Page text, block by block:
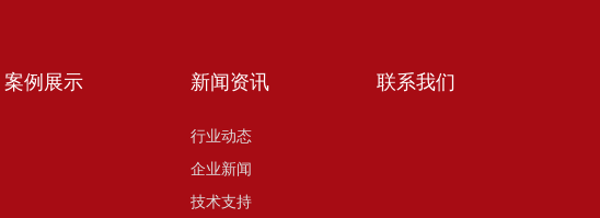
案例展示 新闻资讯
行业动态
企业新闻
技术支持
联系我们